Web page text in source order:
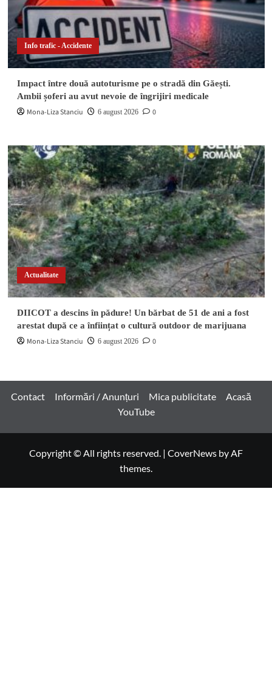
Info trafic - Accidente
Impact între două autoturisme pe o stradă din Găești.
Ambii șoferi au avut nevoie de îngrijiri medicale
Mona-Liza Stanciu 6 august 2026 0
Actualitate
DIICOT a descins în pădure! Un bărbat de 51 de ani a fost
arestat după ce a înființat o cultură outdoor de marijuana
Mona-Liza Stanciu 6 august 2026 0
Contact Informări / Anunțuri Mica publicitate
Acasă
YouTube
Copyright © All rights reserved. | CoverNews by AF
themes.